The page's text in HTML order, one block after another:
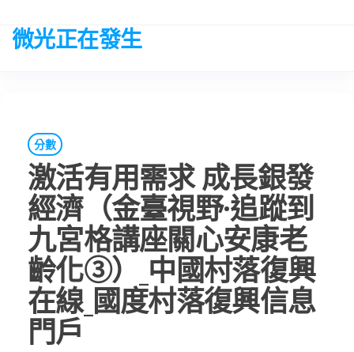
微光正在發生
分數
激活有用需求 成長銀發
經濟（金臺視野·追蹤到
九宮格講座關心安康老
齡化③）_中國村落復興
在線_國度村落復興信息
門戶